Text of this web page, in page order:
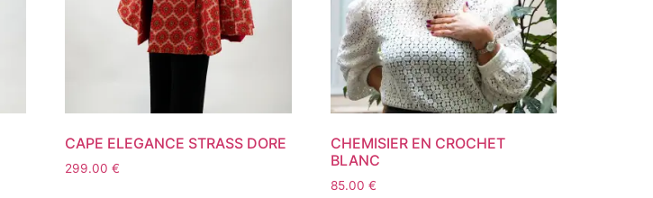
CAPE ELEGANCE STRASS DORE
299.00€
CHEMISIER EN CROCHET
BLANC
85.00€